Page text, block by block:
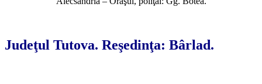
Judeţul Tutova. Reşedinţa: Bârlad.